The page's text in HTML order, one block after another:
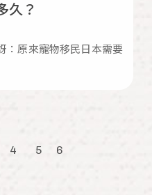
久？
：原來寵物移民日本需要
4 5 6